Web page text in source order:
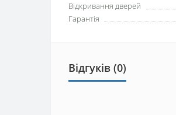
Відкривання дверей
Гарантія
Відгуків (0)